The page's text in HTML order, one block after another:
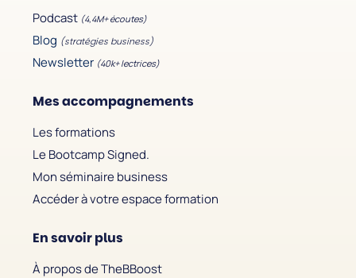
Podcast (4,4M+ écoutes)
Blog (stratégies business)
Newsletter (40k+ lectrices)
Mes accompagnements
Les formations
Le Bootcamp Signed.
Mon séminaire business
Accéder à votre espace formation
En savoir plus
À propos de TheBBoost